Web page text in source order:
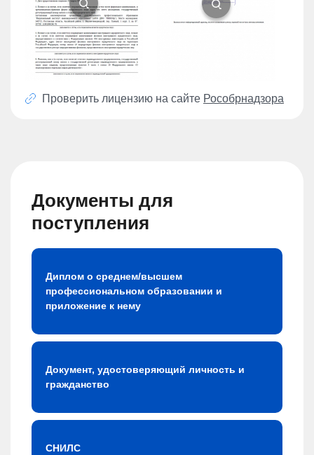
Проверить лицензию на сайте Рособрнадзора
Документы для
поступления
Диплом о среднем/высшем
профессиональном образовании и
приложение к нему
Документ, удостоверяющий личность и
гражданство
СНИЛС